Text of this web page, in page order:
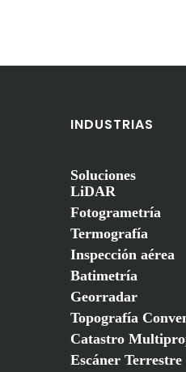
INDUSTRIAS
Soluciones
LiDAR
Fotogrametría
Termografía
Inspección aérea
Batimetría
Georradar
Topografía
Catastro
Escáner Terrestre